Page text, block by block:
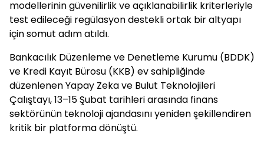
modellerinin güvenilirlik ve açıklanabilirlik kriterleriyle
test edileceği regülasyon destekli ortak bir altyapı
için somut adım atıldı.
Bankacılık Düzenleme ve Denetleme Kurumu (BDDK)
ve Kredi Kayıt Bürosu (KKB) ev sahipliğinde
düzenlenen Yapay Zeka ve Bulut Teknolojileri
Çalıştayı, 13–15 Şubat tarihleri arasında finans
sektörünün teknoloji ajandasını yeniden şekillendiren
kritik bir platforma dönüştü.